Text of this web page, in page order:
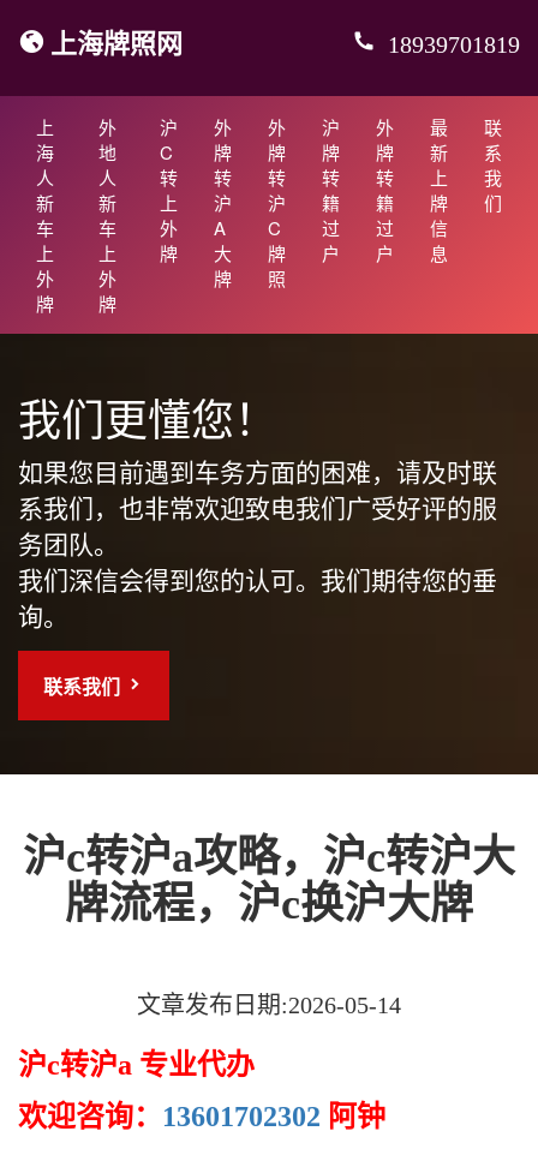
上海牌照网 18939701819
上
海
人
新
车
上
外
牌
外
地
人
新
车
上
外
牌
沪
C
转
上
外
牌
外
牌
转
沪
A
大
牌
外
牌
转
沪
C
牌
照
沪
牌
转
籍
过
户
外
牌
转
籍
过
户
最
新
上
牌
信
息
联
系
我
们
我们更懂您！
如果您目前遇到车务方面的困难，请及时联
系我们，也非常欢迎致电我们广受好评的服
务团队。
我们深信会得到您的认可。我们期待您的垂
询。
联系我们
沪c转沪a攻略，沪c转沪大
牌流程，沪c换沪大牌
文章发布日期:2026-05-14
沪c转沪a 专业代办
欢迎咨询： 13601702302 阿钟